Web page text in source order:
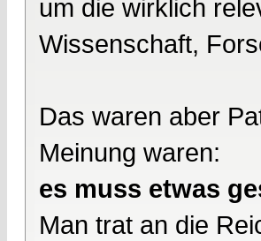
um die wirklich
Wissenschaft,
Das waren aber
Meinung waren:
es muss etwas
Man trat an die